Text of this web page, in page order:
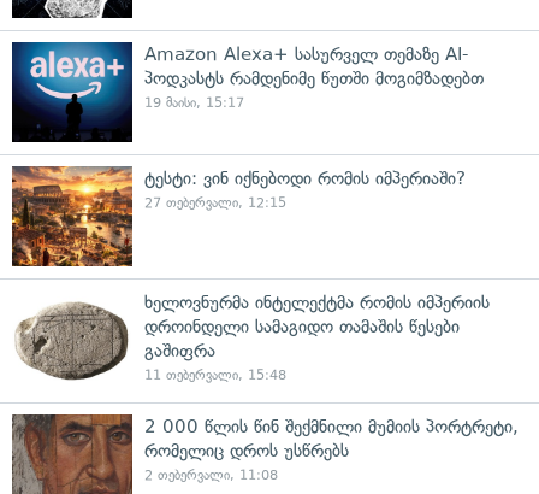
Amazon Alexa+ სასურველ თემაზე AI-
პოდკასტს რამდენიმე წუთში მოგიმზადებთ
19 მაისი, 15:17
ტესტი: ვინ იქნებოდი რომის იმპერიაში?
27 თებერვალი, 12:15
ხელოვნურმა ინტელექტმა რომის იმპერიის
დროინდელი სამაგიდო თამაშის წესები
გაშიფრა
11 თებერვალი, 15:48
2 000 წლის წინ შექმნილი მუმიის პორტრეტი,
რომელიც დროს უსწრებს
2 თებერვალი, 11:08